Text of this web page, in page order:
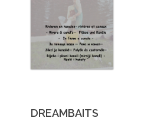
DREAMBAITS